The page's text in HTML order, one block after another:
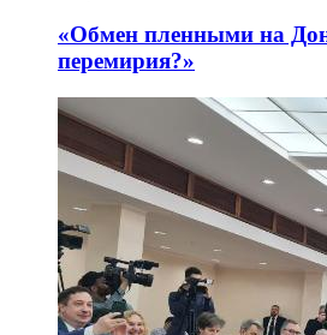
«Обмен пленными на
перемирия?»